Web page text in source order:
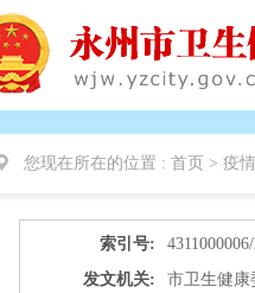
您现在所在的位置 : 首页 > 疫
索引号:
发文机关:
市卫生健康